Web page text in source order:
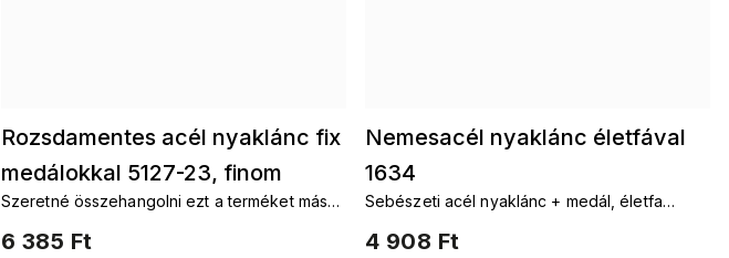
Rozsdamentes acél nyaklánc fix
medálokkal 5127-23, finom
életfák 3001630
6 385 Ft
Szeretné összehangolni ezt a terméket más
életfaFülbevalók életfaKarkötők
Nemesacél nyaklánc életfával
1634
4 908 Ft
Sebészeti acél nyaklánc + medál, életfa
rozsdamentes acélból készült.